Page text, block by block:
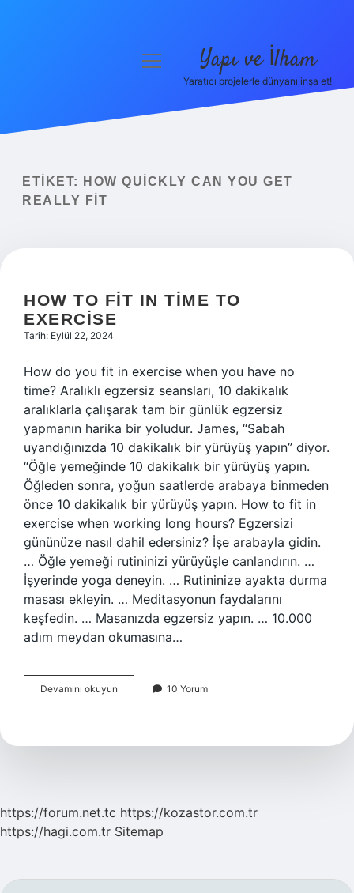
Yasal Uyarı
menüyü
Yapı ve İlham
Yaratıcı projelerle dünyanı inşa et!
ETIKET:
HOW QUICKLY CAN YOU GET
REALLY FIT
HOW TO FIT IN TIME TO
EXERCISE
Tarih: Eylül 22, 2024
How do you fit in exercise when you have no
time? Aralıklı egzersiz seansları, 10 dakikalık
aralıklarla çalışarak tam bir günlük egzersiz
yapmanın harika bir yoludur. James, “Sabah
uyandığınızda 10 dakikalık bir yürüyüş yapın” diyor.
“Öğle yemeğinde 10 dakikalık bir yürüyüş yapın.
Öğleden sonra, yoğun saatlerde arabaya binmeden
önce 10 dakikalık bir yürüyüş yapın. How to fit in
exercise when working long hours? Egzersizi
gününüze nasıl dahil edersiniz? İşe arabayla gidin.
… Öğle yemeği rutininizi yürüyüşle canlandırın. …
İşyerinde yoga deneyin. … Rutininize ayakta durma
masası ekleyin. … Meditasyonun faydalarını
keşfedin. … Masanızda egzersiz yapın. … 10.000
adım meydan okumasına…
Devamını okuyun
To
Time
10 Yorum
https://forum.net.tc https://kozastor.com.tr
https://hagi.com.tr Sitemap